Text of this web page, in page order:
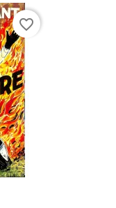
favorite_border